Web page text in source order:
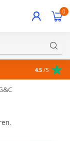
0
4.5 /5